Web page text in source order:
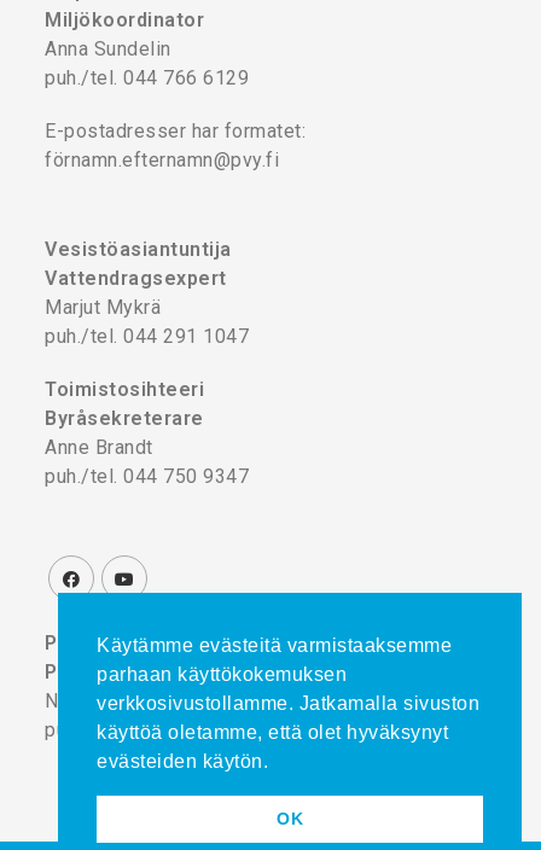
Miljökoordinator
Anna Sundelin
puh./tel. 044 766 6129
E-postadresser har formatet:
förnamn.efternamn@pvy.fi
Vesistöasiantuntija
Vattendragsexpert
Marjut Mykrä
puh./tel. 044 291 1047
Toimistosihteeri
Byråsekreterare
Anne Brandt
puh./tel. 044 750 9347
Projektikoordinaattori
Projektkoordinator
Noora Turtinen
puh./tel. 044 777 8839
Käytämme evästeitä varmistaaksemme
parhaan käyttökokemuksen
verkkosivustollamme. Jatkamalla sivuston
käyttöä oletamme, että olet hyväksynyt
evästeiden käytön.
OK